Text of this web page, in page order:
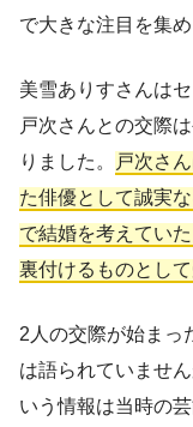
で大きな注目を集め
美雪ありすさんは
戸次さんとの交際
りました。
戸次さ
た俳優として誠実
で結婚を考えてい
裏付けるものとし
2人の交際が始まっ
は語られていませ
いう情報は当時の